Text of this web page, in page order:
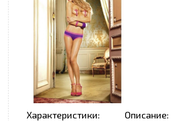
Характеристики: Описание: